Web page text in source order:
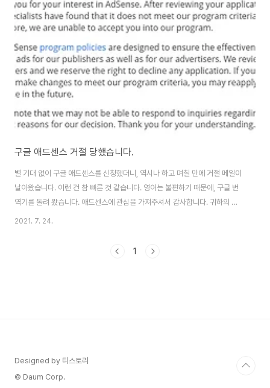
스를 선택하고, "Submit application" 버튼을 클릭해 줍니다. 다른 분들은 사
이트 주소 부분이 다르게 나오겠죠. 2. 그러면 사이트 HTML 소스의 태그 사이
에 AdSense 스크립트 코드를 삽입하라..
구글 애드센스 거절 당했습니다.
별 기대 없이 구글 애드센스를 신청했더니, 역시나 하고 며칠 만에 거절 메일이
날아왔습니다. 이런 건 참 빠른 것 같습니다. 영어는 불편하기 때문에, 구글 번
역기를 돌려 봤습니다. 애드센스에 관심을 가져주셔서 감사합니다. 귀하의 신
청서를 검토한 결과, 저희 전문가가 신청서가 저희 프로그램 기준을 충족하지
수 없습니다. Google의 애드센스 프로그램 정책 은 게시자와 광고주 모두를
2021. 7. 24.
1
Designed by 티스토리
© Daum Corp.